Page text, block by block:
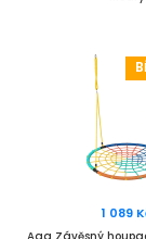
1 089